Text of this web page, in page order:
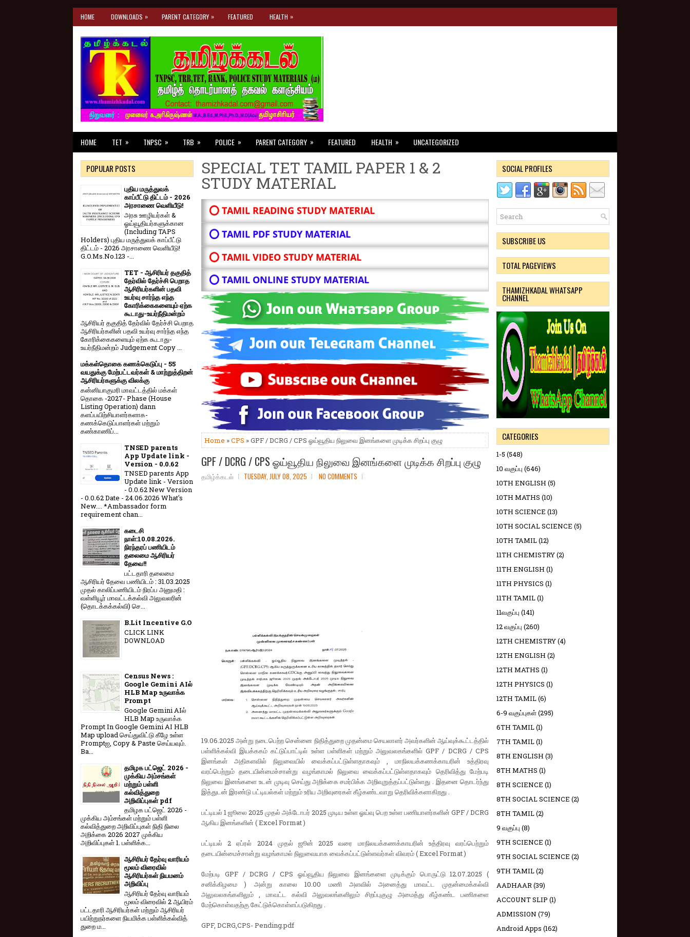
HOME DOWNLOADS » PARENT CATEGORY » FEATURED HEALTH »
HOME TET » TNPSC » TRB » POLICE » PARENT CATEGORY » FEATURED HEALTH » UNCATEGORIZED
SPECIAL TET TAMIL PAPER 1 & 2
STUDY MATERIAL
⭕ TAMIL READING STUDY MATERIAL
⭕ TAMIL PDF STUDY MATERIAL
⭕ TAMIL VIDEO STUDY MATERIAL
⭕ TAMIL ONLINE STUDY MATERIAL
Home »CPS » GPF / DCRG / CPS ஓய்வூதிய நிலுவை இனங்களை முடிக்க சிறப்பு குழு
GPF / DCRG / CPS ஓய்வூதிய நிலுவை இனங்களை முடிக்க சிறப்பு குழு
தமிழ்க்கடல் TUESDAY, JULY 08, 2025 NO COMMENTS
19.06.2025 அன்று நடைபெற்ற சென்னை நிதித்துறை முதன்மை செயலாளர் அவர்களின் ஆய்வுக்கூட்டத்தில்
பள்ளிக்கல்வி இயக்ககம் கட்டுப்பாட்டில் உள்ள பள்ளிகள் மற்றும் அலுவலகங்களில் GPF / DCRG / CPS
இனங்கள் அதிகளவில் நிலுவையில் வைக்கப்பட்டுள்ளதாகவும் , மாநிலயக்கணக்காயரின் உத்திரவு
வரப்பெற்றும் தடையின்மைச்சான்று வழங்காமல் நிலுவை வைக்கப்பட்டுள்ளதாகவும் தெரிவித்து மேற்படி
நிலுவை இனங்களை உடன் முடிவு செய்து அறிக்கை சமர்பிக்க அறிவுறுத்தப்பட்டுள்ளது . இதனை தொடர்ந்து
இத்துடன் இரண்டு பட்டியல்கள் மற்றும் உரிய அறிவுரைகள் கீழ்கண்டவாறு தெரிவிக்களாகிறது .
பட்டியல் 1 ஜூலை 2025 முதல் அக்டோபர் 2025 முடிய உள்ள ஓய்வு பெற உள்ள பணியாளர்களின் GPF / DCRG
ஆகிய இனங்களின் ( Excel Format )
பட்டியல் 2 ஏப்ரல் 2024 முதல் ஜூன் 2025 வரை மாநிலயக்கணக்காயரின் உத்திரவு வரப்பெற்றும்
தடையின்மைச்சான்று வழங்காமல் நிலுவையாக வைக்கப்பட்டுள்ளவர்கள் விவரம் ( Excel Format )
மேற்படி GPF / DCRG / CPS ஓய்வூதிய நிலுவை இனங்களை முடிக்கும் பொருட்டு 12.07.2025 (
சனிக்கிழமை ) அன்று காலை 10.00 மணி அளவில் அனைத்து மாவட்ட முதன்மைக்கல்வி
அலுவலகங்களிலும் , மாவட்ட கல்வி அலுவலங்களிலும் சிறப்புகுழு அமைத்து கீழ்கண்ட பணிகளை
மேற்கொள்வதற்கு கேட்டுக்கொள்ளப்படுகிறது .
GPF, DCRG,CPS- Pending.pdf
POPULAR POSTS
புதிய மருத்துவக்
காப்பீட்டு திட்டம் - 2026
அரசாணை வெளியீடு!
அரசு ஊழியர்கள் &
ஓய்வூதியர்களுக்கான
(Including TAPS
Holders) புதிய மருத்துவக் காப்பீட்டு
திட்டம் - 2026 அரசாணை வெளியீடு!
G.O.Ms.No.123 -...
TET - ஆசிரியர் தகுதித்
தேர்வில் தேர்ச்சி பெறாத
ஆசிரியர்களின் பதவி
உயர்வு சார்ந்த எந்த
கோரிக்கைகளையும் ஏற்க
கூடாது-உயர்நீதிமன்றம்
ஆசிரியர் தகுதித் தேர்வில் தேர்ச்சி பெறாத
ஆசிரியர்களின் பதவி உயர்வு சார்ந்த எந்த
கோரிக்கைகளையும் ஏற்க கூடாது-
உயர்நீதிமன்றம் Judgement Copy ...
மக்கள்தொகை கணக்கெடுப்பு - 55
வயதுக்கு மேற்பட்டவர்கள் & மாற்றுத்திறன்
ஆசிரியர்களுக்கு விலக்கு
கன்னியாகுமரி மாவட்டத்தில் மக்கள்
தொகை -2027- Phase (House
Listing Operation) dann
களப்பயிற்சியாளர்களாக-
கணக்கெடுப்பாளர்கள் மற்றும்
கண்காணிப்...
TNSED parents
App Update link -
Version - 0.0.62
TNSED parents App
Update link - Version
- 0.0.62 New Version
- 0.0.62 Date - 24.06.2026 What's
New.... *Ambassador form
requirement chan...
கடைசி
நாள்:10.08.2026.
நிரந்தரப் பணியிடம்
தலைமை ஆசிரியர்
தேவை!!
பட்டதாரி தலைமை
ஆசிரியர் தேவை பணியிடம் : 31.03.2025
முதல் காலிப்பணியிடம் நிரப்ப அனுமதி :
வள்ளியூர் மாவட்டக்கல்வி அலுவலரின்
(தொடக்கக்கல்வி) செ...
B.Lit Incentive G.O
CLICK LINK
DOWNLOAD
Census News :
Google Gemini AIல்
HLB Map உருவாக்க
Prompt
Google Gemini AIல்
HLB Map உருவாக்க
Prompt In Google Gemini AI HLB
Map upload செய்துவிட்டு கீழே உள்ள
Promptஐ, Copy & Paste செய்யவும்.
Ba...
தமிழக பட்ஜெட் 2026 -
முக்கிய அம்சங்கள்
மற்றும் பள்ளி
கல்வித்துறை
அறிவிப்புகள் pdf
தமிழக பட்ஜெட் 2026 -
முக்கிய அம்சங்கள் மற்றும் பள்ளி
கல்வித்துறை அறிவிப்புகள் நிதி நிலை
அறிக்கை 2026 2027 முக்கிய
அறிவிப்புகள் 1. பள்ளிக்க...
ஆசிரியர் தேர்வு வாரியம்
மூலம் விரைவில்
ஆசிரியர்கள் நியமனம்
அறிவிப்பு
ஆசிரியர் தேர்வு வாரி​யம்
மூலம் விரை​வில் 2 ஆயிரம்
பட்​ட​தாரி ஆசிரியர்​கள் மற்​றும் ஆசிரியர்
பயிற்றுநர்​களை நியமிக்க பள்​ளிக்​கல்​வித்​
துறை ம...
SOCIAL PROFILES
SUBSCRIBE US
TOTAL PAGEVIEWS
THAMIZHKADAL WHATSAPP
CHANNEL
CATEGORIES
1-5 (548)
10 வகுப்பு (646)
10TH ENGLISH (5)
10TH MATHS (10)
10TH SCIENCE (13)
10TH SOCIAL SCIENCE (5)
10TH TAMIL(12)
11TH CHEMISTRY(2)
11TH ENGLISH (1)
11TH PHYSICS (1)
11TH TAMIL(1)
11வகுப்பு (141)
12 வகுப்பு (260)
12TH CHEMISTRY(4)
12TH ENGLISH (2)
12TH MATHS (1)
12TH PHYSICS (1)
12TH TAMIL(6)
6-9 வகுப்புகள்(295)
6TH TAMIL(1)
7TH TAMIL(1)
8TH ENGLISH (3)
8TH MATHS (1)
8TH SCIENCE (1)
8TH SOCIAL SCIENCE (2)
8TH TAMIL(2)
9 வகுப்பு (8)
9TH SCIENCE (1)
9TH SOCIAL SCIENCE (2)
9TH TAMIL(2)
AADHAAR(39)
ACCOUNT SLIP (1)
ADMISSION (79)
Android Apps (162)